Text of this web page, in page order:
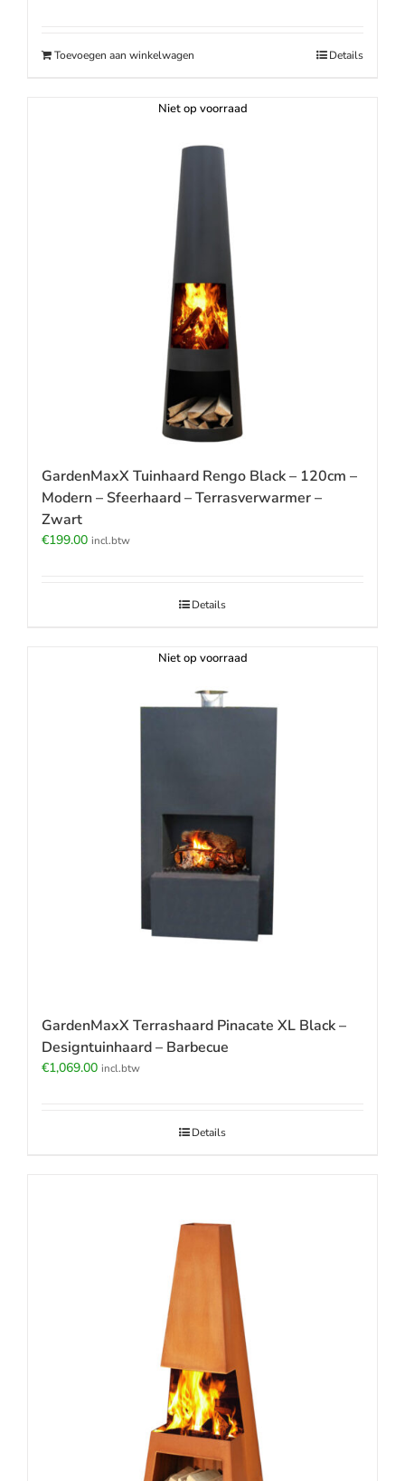
€279.00. €219.00.
Toevoegen aan winkelwagen Details
Niet op voorraad
GardenMaxX Tuinhaard Rengo Black – 120cm –
Modern – Sfeerhaard – Terrasverwarmer –
Zwart
€199.00 incl.btw
Details
Niet op voorraad
GardenMaxX Terrashaard Pinacate XL Black –
Designtuinhaard – Barbecue
€1,069.00 incl.btw
Details